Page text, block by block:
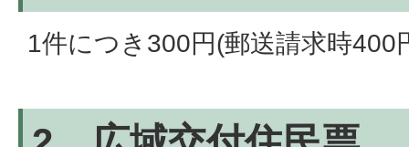
1件につき300円(郵送請求時400